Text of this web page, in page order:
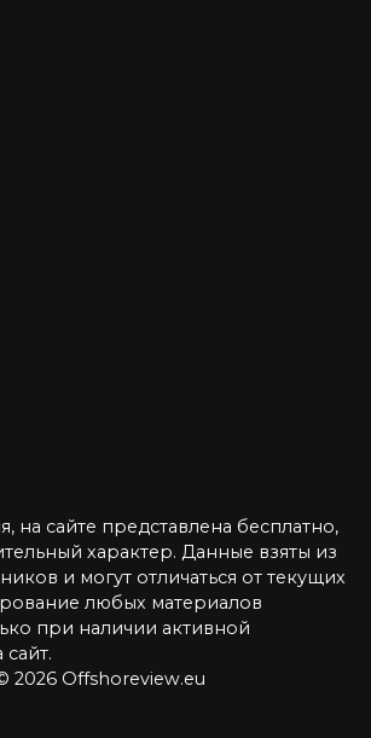
на сайте представлена бесплатно,
характер. Данные взяты из
и могут отличаться от текущих
любых материалов
при наличии активной
2026 Offshoreview.eu